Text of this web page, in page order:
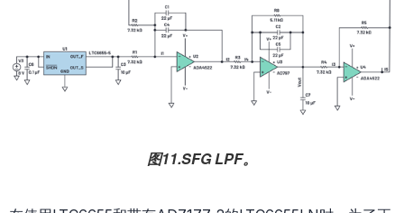
图11.SFG LPF。